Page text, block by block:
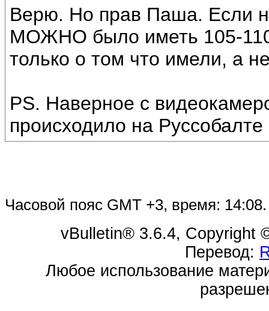
Верю. Но прав Паша. Если
МОЖНО было иметь 105-110
только о том что имели, а
PS. Наверное с
происходило на
Часовой пояс GMT +3, время: 14:08.
vBulletin® 3.6.4, Copyright
Перевод:
Любое использование